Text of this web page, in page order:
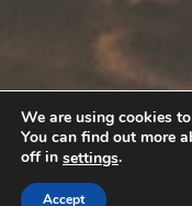
We are using cookies
You can find out more
off in settings.
Accept